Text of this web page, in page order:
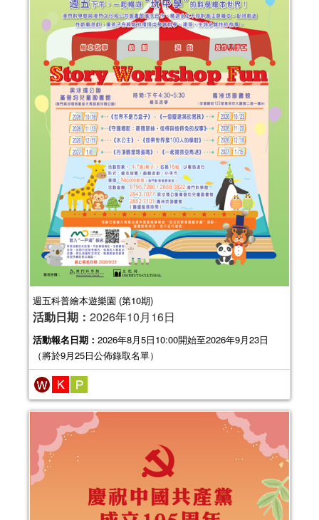
週五科普繪本遊樂園 (第10期)
活動日期： 2026年10月16日
活動報名日期： 2026年8月5日10:00開始至2026年9月23日
（將於9月25日公佈錄取名單）